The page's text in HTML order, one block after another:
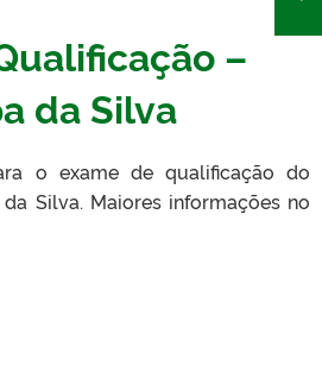
–
da Silva
o exame de qualificação do
Silva. Maiores informações no